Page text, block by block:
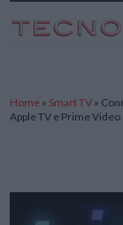
Home » Smart TV »
Apple TV e Prime Video